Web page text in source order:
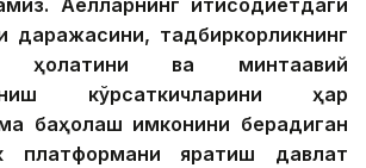
даражасини, тадбиркорликнинг
ҳолатини ва минтақавий
кўрсаткичларини ҳар
баҳолаш имконини берадиган
платформани яратиш давлат